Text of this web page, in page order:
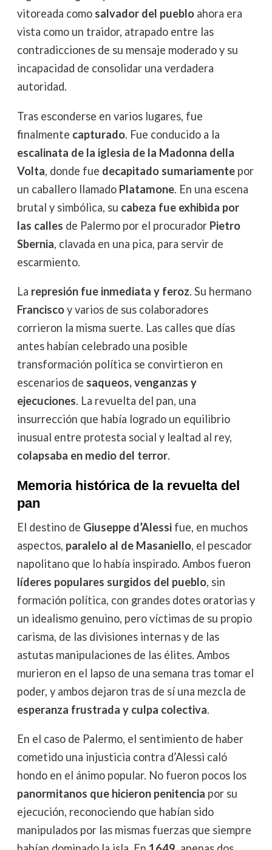
vitoreada como salvador del puebloahora era
vista como un traidor, atrapado entre las
contradicciones de su mensaje moderado y su
incapacidad de consolidar una verdadera
autoridad.
Tras esconderse en varios lugares, fue
finalmente capturado. Fue conducido a la
escalinata de la iglesia de la Madonna della
Volta, donde fue decapitado sumariamentepor
un caballero llamado Platamone. En una escena
brutal y simbólica, su cabeza fue exhibida por
las calles de Palermo por el procurador Pietro
Sbernia, clavada en una pica, para servir de
escarmiento.
La represión fue inmediata y feroz. Su hermano
Franciscoy varios de sus colaboradores
corrieron la misma suerte. Las calles que días
antes habían celebrado una posible
transformación política se convirtieron en
escenarios de saqueos, venganzas y
ejecuciones. La revuelta del pan, una
insurrección que había logrado un equilibrio
inusual entre protesta social y lealtad al rey,
colapsaba en medio del terror.
Memoria histórica de la revuelta del
pan
El destino de Giuseppe d’Alessifue, en muchos
aspectos, paralelo al de Masaniello, el pescador
napolitano que lo había inspirado. Ambos fueron
líderes populares surgidos del pueblo, sin
formación política, con grandes dotes oratorias y
un idealismo genuino, pero víctimas de su propio
carisma, de las divisiones internas y de las
astutas manipulaciones de las élites. Ambos
murieron en el lapso de una semana tras tomar el
poder, y ambos dejaron tras de sí una mezcla de
esperanza frustrada y culpa colectiva.
En el caso de Palermo, el sentimiento de haber
cometido una injusticia contra d’Alessi caló
hondo en el ánimo popular. No fueron pocos los
panormitanos que hicieron penitencia por su
ejecución, reconociendo que habían sido
manipulados por las mismas fuerzas que siempre